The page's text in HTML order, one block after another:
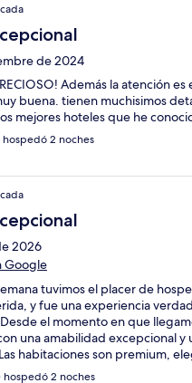
de 2024
Además la atención es
buena. tienen muchisimos
mejores hoteles que he
hospedó 2 noches
2026
Google
tuvimos el placer de
y fue una experiencia
el momento en que
una amabilidad excepcional y
habitaciones son premium,
perfectamente equipadas,
hospedó 2 noches